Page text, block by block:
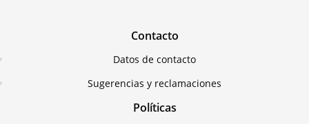
Contacto
Datos de contacto
Sugerencias y reclamaciones
Políticas